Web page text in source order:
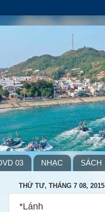
03 NHẠC SÁCH
THỨ TƯ, THÁNG 7 08, 2015
*Lánh